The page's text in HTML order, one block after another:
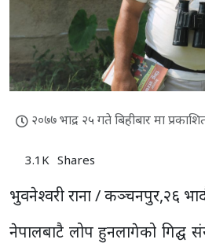
२०७७ भाद्र २५ गते बिहीबार मा
3.1K Shares
भुवनेश्वरी राना / कञ्चनपुर,२६
नेपालबाटै लोप हुनलागेको गिद्घ